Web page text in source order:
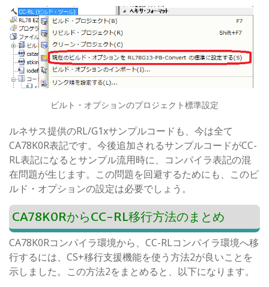
ビルト・オプションのプロジェクト標準設定
ルネサス提供のRL/G1xサンプルコードも、今は全て
CA78K0R表記です。今後追加されるサンプルコードがCC-
RL表記になるとサンプル流用時に、コンパイラ表記の混
在問題が生じます。この問題を回避するためにも、このビ
ルド・オプションの設定は必要でしょう。
CA78K0RからCC-RL移行方法のまとめ
CA78K0Rコンパイラ環境から、CC-RLコンパイラ環境へ移
行するには、CS+移行支援機能を使う方法2が良いことを
示しました。この方法2をまとめると、以下になります。